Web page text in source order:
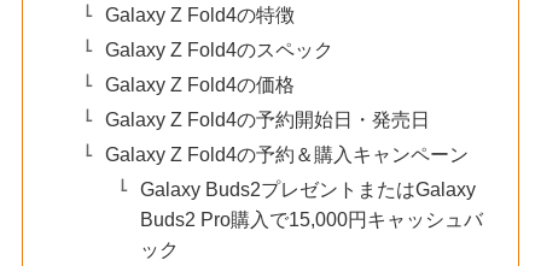
Galaxy Z Fold4の特徴
Galaxy Z Fold4のスペック
Galaxy Z Fold4の価格
Galaxy Z Fold4の予約開始日・発売日
Galaxy Z Fold4の予約＆購入キャンペーン
Galaxy Buds2プレゼントまたはGalaxy
Buds2 Pro購入で15,000円キャッシュバ
ック